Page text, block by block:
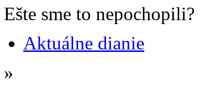
Ešte sme to nepochopili?
Aktuálne dianie
»